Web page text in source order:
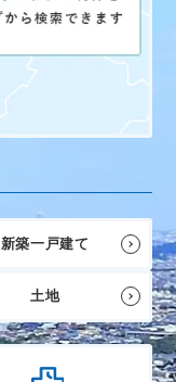
新築一戸建て
土地